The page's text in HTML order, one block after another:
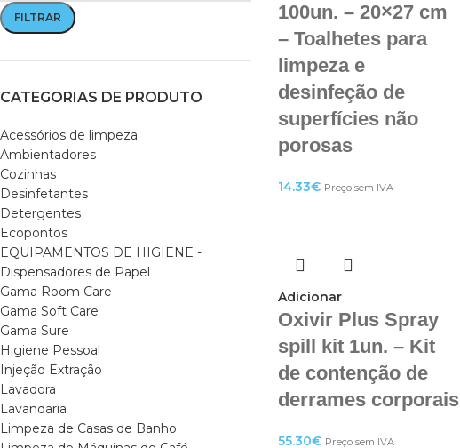
FILTRAR
CATEGORIAS DE PRODUTO
Acessórios de limpeza
Ambientadores
Cozinhas
Desinfetantes
Detergentes
Ecopontos
EQUIPAMENTOS DE HIGIENE -
Dispensadores de Papel
Gama Room Care
Gama Soft Care
Gama Sure
Higiene Pessoal
Injeção Extração
Lavadora
Lavandaria
Limpeza de Casas de Banho
100un. – 20×27 cm
– Toalhetes para
limpeza e
desinfeção de
superfícies não
porosas
14.33€ Preço sem IVA
Adicionar
Oxivir Plus Spray
spill kit 1un. – Kit
de contenção de
derrames corporais
55.30€ Preço sem IVA